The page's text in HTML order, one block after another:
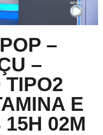
–
–
TIPO2
E
15H 02M